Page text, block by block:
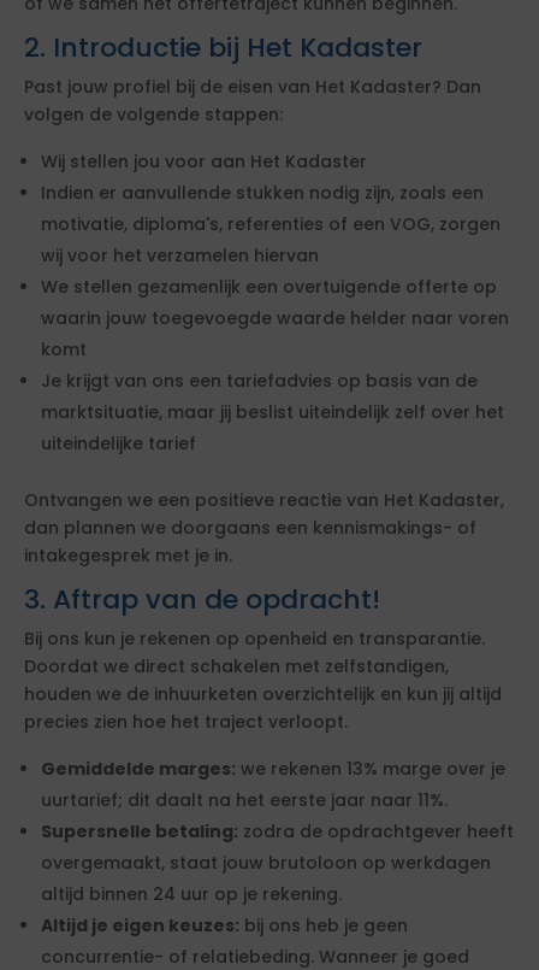
2. Introductie bij Het Kadaster
Past jouw profiel bij de eisen van Het Kadaster? Dan
volgen de volgende stappen:
Wij stellen jou voor aan Het Kadaster
Indien er aanvullende stukken nodig zijn, zoals een
motivatie, diploma's, referenties of een VOG, zorgen
wij voor het verzamelen hiervan
We stellen gezamenlijk een overtuigende offerte op
waarin jouw toegevoegde waarde helder naar voren
komt
Je krijgt van ons een tariefadvies op basis van de
marktsituatie, maar jij beslist uiteindelijk zelf over het
uiteindelijke tarief
Ontvangen we een positieve reactie van Het Kadaster,
dan plannen we doorgaans een kennismakings- of
intakegesprek met je in.
3. Aftrap van de opdracht!
Bij ons kun je rekenen op openheid en transparantie.
Doordat we direct schakelen met zelfstandigen,
houden we de inhuurketen overzichtelijk en kun jij altijd
precies zien hoe het traject verloopt.
Gemiddelde marges: we rekenen 13% marge over je
uurtarief; dit daalt na het eerste jaar naar 11%.
Supersnelle betaling: zodra de opdrachtgever heeft
overgemaakt, staat jouw brutoloon op werkdagen
altijd binnen 24 uur op je rekening.
Altijd je eigen keuzes: bij ons heb je geen
concurrentie- of relatiebeding. Wanneer je goed